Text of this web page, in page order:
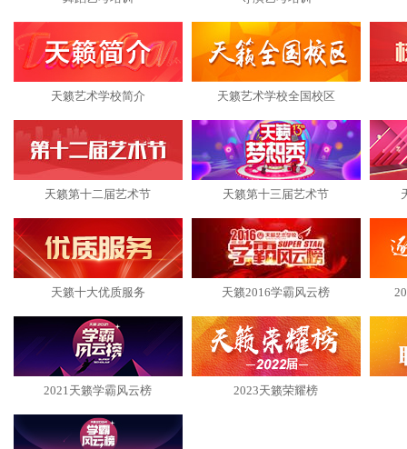
天籁艺术学校简介 天籁艺术学校全国校区
天籁第十二届艺术节 天籁第十三届艺术节
天籁十大优质服务 天籁2016学霸风云榜
2021天籁学霸风云榜 2023天籁荣耀榜